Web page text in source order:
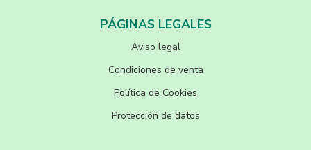
PÁGINAS LEGALES
Aviso legal
Condiciones de venta
Política de Cookies
Protección de datos